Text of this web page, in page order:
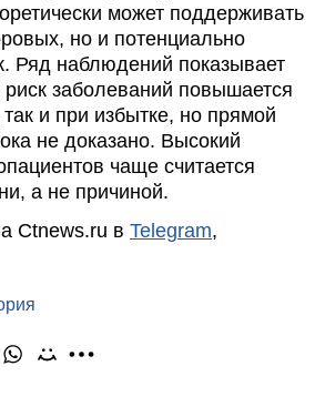
может поддерживать
но и потенциально
Ряд наблюдений показывает
заболеваний повышается
и при избытке, но прямой
не доказано. Высокий
чаще считается
а не причиной.
Ctnews.ru в Telegram,